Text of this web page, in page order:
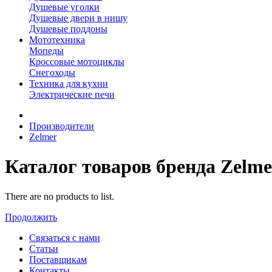
Душевые уголки
Душевые двери в нишу
Душевые поддоны
Мототехника
Мопеды
Кроссовые мотоциклы
Снегоходы
Техника для кухни
Электрические печи
Производители
Zelmer
Каталог товаров бренда
There are no products to list.
Продолжить
Связаться с нами
Статьи
Поставщикам